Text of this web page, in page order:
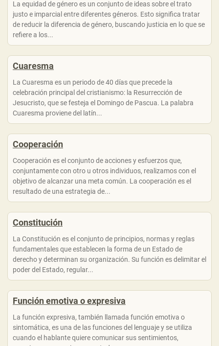
La equidad de género es un conjunto de ideas sobre el trato
justo e imparcial entre diferentes géneros. Esto significa tratar
de reducir la diferencia de género, buscando justicia en lo que se
refiere a los...
Cuaresma
La Cuaresma es un periodo de 40 días que precede la
celebración principal del cristianismo: la Resurrección de
Jesucristo, que se festeja el Domingo de Pascua. La palabra
Cuaresma proviene del latín...
Cooperación
Cooperación es el conjunto de acciones y esfuerzos que,
conjuntamente con otro u otros individuos, realizamos con el
objetivo de alcanzar una meta común. La cooperación es el
resultado de una estrategia de...
Constitución
La Constitución es el conjunto de principios, normas y reglas
fundamentales que establecen la forma de un Estado de
derecho y determinan su organización. Su función es delimitar el
poder del Estado, regular...
Función emotiva o expresiva
La función expresiva, también llamada función emotiva o
sintomática, es una de las funciones del lenguaje y se utiliza
cuando el hablante quiere comunicar sus sentimientos,